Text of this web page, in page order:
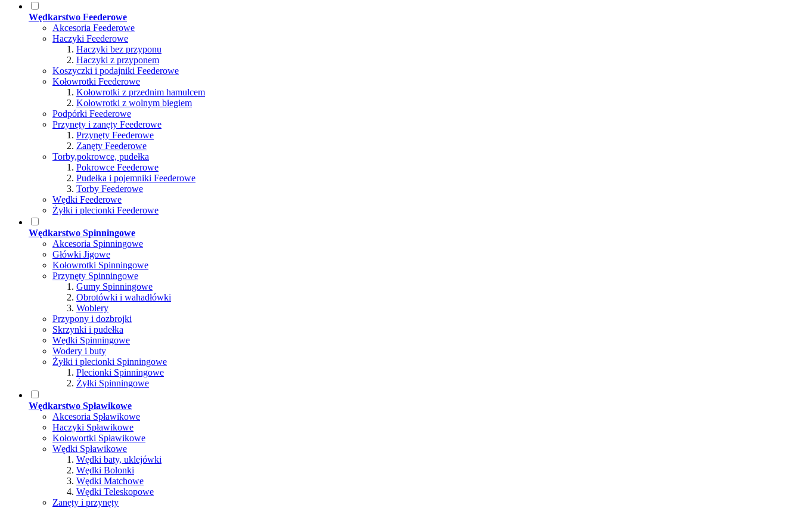
Wędkarstwo Feederowe
Akcesoria Feederowe
Haczyki Feederowe
Haczyki bez przyponu
Haczyki z przyponem
Koszyczki i podajniki Feederowe
Kołowrotki Feederowe
Kołowrotki z przednim hamulcem
Kołowrotki z wolnym biegiem
Podpórki Feederowe
Przynęty i zanęty Feederowe
Przynęty Feederowe
Zanęty Feederowe
Torby,pokrowce, pudełka
Pokrowce Feederowe
Pudełka i pojemniki Feederowe
Torby Feederowe
Wędki Feederowe
Żyłki i plecionki Feederowe
Wędkarstwo Spinningowe
Akcesoria Spinningowe
Główki Jigowe
Kołowrotki Spinningowe
Przynęty Spinningowe
Gumy Spinningowe
Obrotówki i wahadłówki
Woblery
Przypony i dozbrojki
Skrzynki i pudełka
Wędki Spinningowe
Wodery i buty
Żyłki i plecionki Spinningowe
Plecionki Spinningowe
Żyłki Spinningowe
Wędkarstwo Spławikowe
Akcesoria Spławikowe
Haczyki Spławikowe
Kołowortki Spławikowe
Wędki Spławikowe
Wędki baty, uklejówki
Wędki Bolonki
Wędki Matchowe
Wędki Teleskopowe
Zanęty i przynęty